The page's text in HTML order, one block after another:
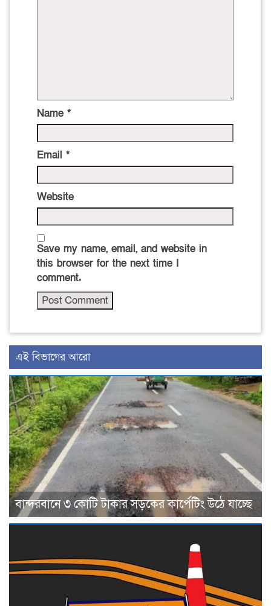
Name *
Email *
Website
Save my name, email, and website in
this browser for the next time I
comment.
এই বিভাগের আরো
বান্দরবানে ৩ কোটি টাকার সড়কের কার্পেটিং উঠে যাচ্ছে